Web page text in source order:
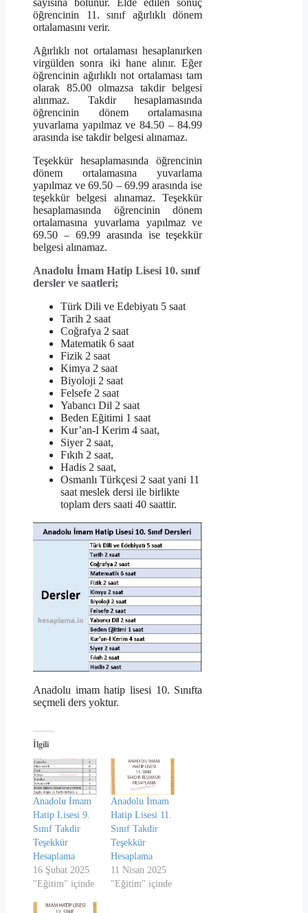
sayısına bölünür. Elde edilen sonuç
öğrencinin 11. sınıf ağırlıklı dönem
ortalamasını verir.
Ağırlıklı not ortalaması hesaplanırken
virgülden sonra iki hane alınır. Eğer
öğrencinin ağırlıklı not ortalaması tam
olarak 85.00 olmazsa takdir belgesi
alınmaz. Takdir hesaplamasında
öğrencinin dönem ortalamasına
yuvarlama yapılmaz ve 84.50 – 84.99
arasında ise takdir belgesi alınamaz.
Teşekkür hesaplamasında öğrencinin
dönem ortalamasına yuvarlama
yapılmaz ve 69.50 – 69.99 arasında ise
teşekkür belgesi alınamaz. Teşekkür
hesaplamasında öğrencinin dönem
ortalamasına yuvarlama yapılmaz ve
69.50 – 69.99 arasında ise teşekkür
belgesi alınamaz.
Anadolu İmam Hatip Lisesi 10. sınıf
dersler ve saatleri;
Türk Dili ve Edebiyatı 5 saat
Tarih 2 saat
Coğrafya 2 saat
Matematik 6 saat
Fizik 2 saat
Kimya 2 saat
Biyoloji 2 saat
Felsefe 2 saat
Yabancı Dil 2 saat
Beden Eğitimi 1 saat
Kur’an-I Kerim 4 saat,
Siyer 2 saat,
Fıkıh 2 saat,
Hadis 2 saat,
Osmanlı Türkçesi 2 saat yani 11
saat meslek dersi ile birlikte
toplam ders saati 40 saattir.
Anadolu imam hatip lisesi 10. Sınıfta
seçmeli ders yoktur.
İlgili
Anadolu İmam
Hatip Lisesi 9.
Sınıf Takdir
Teşekkür
Hesaplama
16 Şubat 2025
"Eğitim" içinde
Anadolu İmam
Hatip Lisesi 11.
Sınıf Takdir
Teşekkür
Hesaplama
11 Nisan 2025
"Eğitim" içinde